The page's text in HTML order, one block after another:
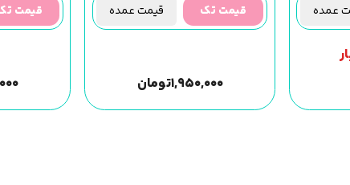
قیمت تک قیمت عمده
۱,۹۵۰,۰۰۰تومان
قیمت